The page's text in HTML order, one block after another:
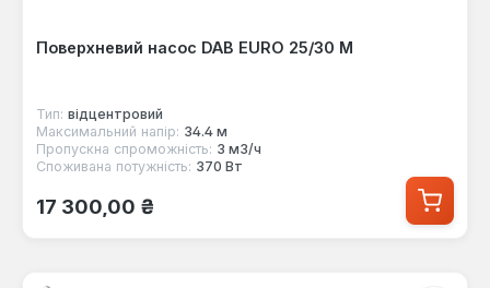
Поверхневий насос DAB EURO 25/30 M
Тип: відцентровий
Максимальний напір: 34.4 м
Пропускна спроможність: 3 м3/ч
Споживана потужність: 370 Вт
Звичайна ціна:
17 300,00 ₴